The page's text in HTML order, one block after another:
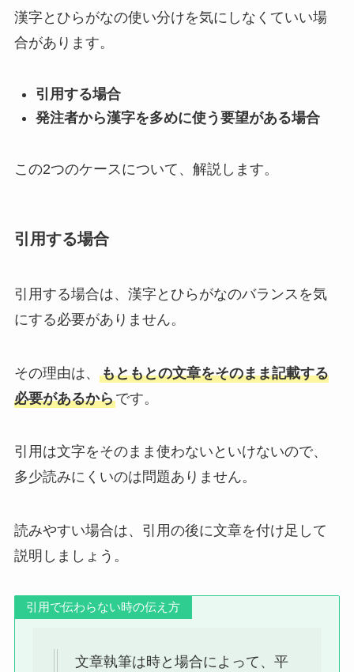
漢字とひらがなの使い分けを気にしなくていい場
合があります。
引用する場合
発注者から漢字を多めに使う要望がある場合
この2つのケースについて、解説します。
引用する場合
引用する場合は、漢字とひらがなのバランスを気
にする必要がありません。
その理由は、 もともとの文章をそのまま記載する
必要があるからです。
引用は文字をそのまま使わないといけないので、
多少読みにくいのは問題ありません。
読みやすい場合は、引用の後に文章を付け足して
説明しましょう。
引用で伝わらない時の伝え方
文章執筆は時と場合によって、平